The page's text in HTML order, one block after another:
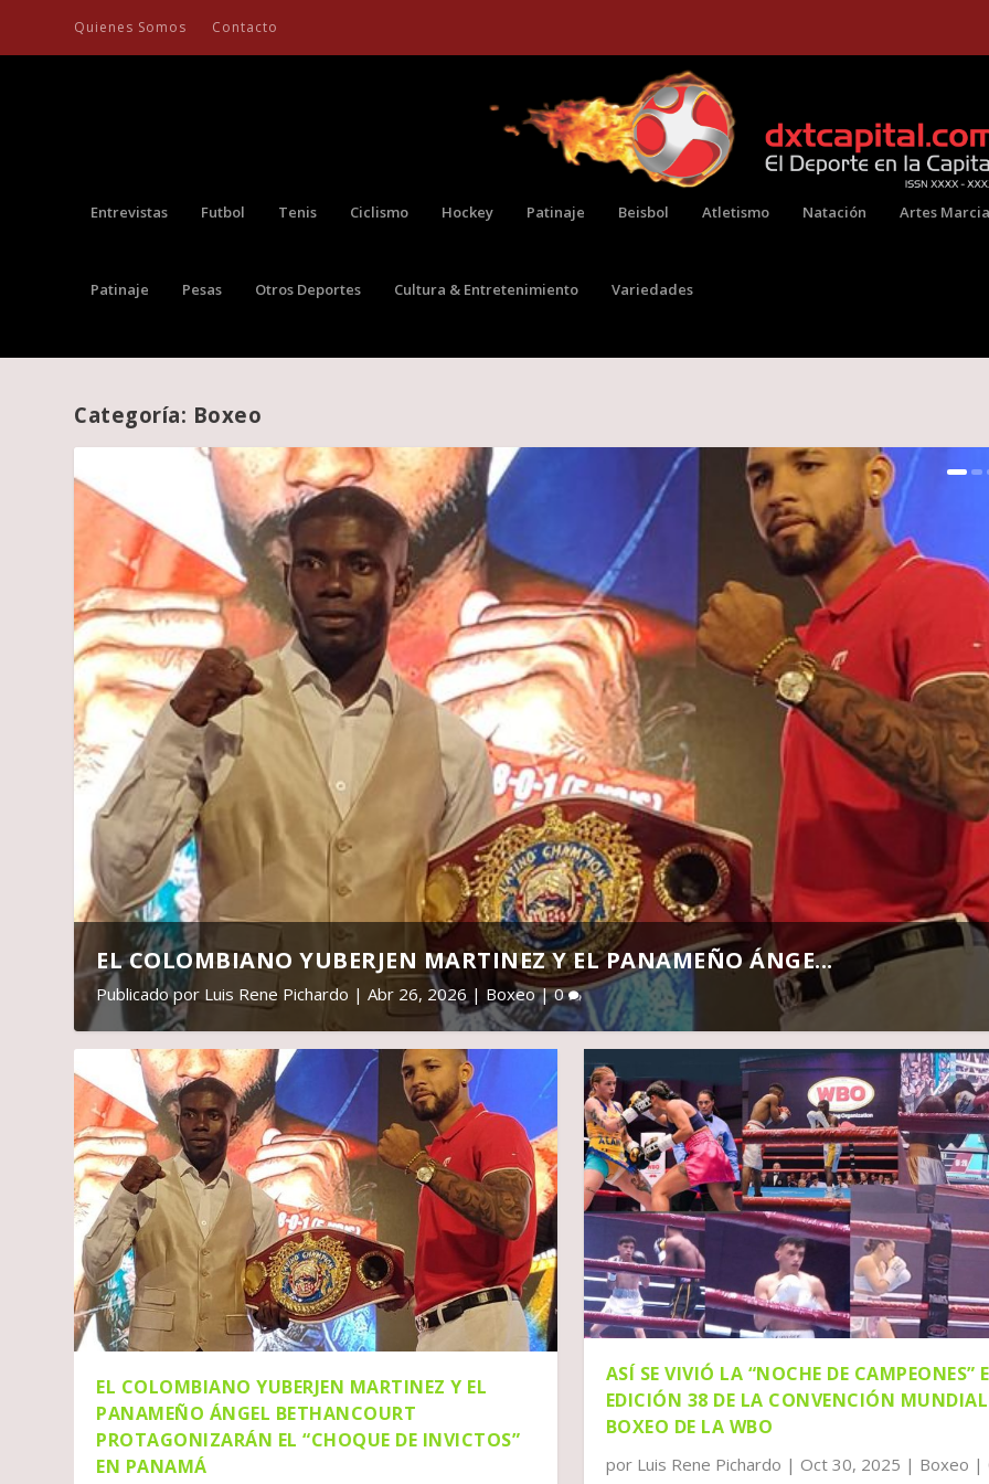
Quienes Somos Contacto
Entrevistas Futbol Tenis Ciclismo Hockey Patinaje Beisbol Atletismo Natación Artes
Patinaje Pesas Otros Deportes Cultura & Entretenimiento Variedades
Categoría: Boxeo
EL COLOMBIANO YUBERJEN MARTINEZ Y EL PANAMEÑO ÁNGE...
Publicado por Luis Rene Pichardo |Abr 26, 2026 | Boxeo|0
EL COLOMBIANO YUBERJEN MARTINEZ Y EL
PANAMEÑO ÁNGEL BETHANCOURT
PROTAGONIZARÁN EL “CHOQUE DE INVICTOS”
EN PANAMÁ
ASÍ SE VIVIÓ LA “NOCHE DE CAMPEONES”
EDICIÓN 38 DE LA CONVENCIÓN MUNDIAL
BOXEO DE LA WBO
por Luis Rene Pichardo | Oct 30, 2025 | Boxeo |